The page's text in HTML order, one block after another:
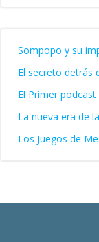
Sompopo y su
El secreto detrás
El Primer
La nueva era de
Los Juegos de